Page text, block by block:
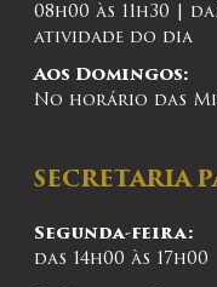
08h00 às 11h30 |
atividade do dia
Aos Domingos:
No horário das
SECRETARIA
Segunda-feira:
das 14h00 às 17h00